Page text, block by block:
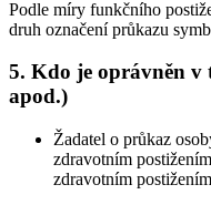
Podle míry funkčního
druh označení průkazu
5. Kdo je oprávněn v
apod.)
Žadatel o průkaz
zdravotním
zdravotním